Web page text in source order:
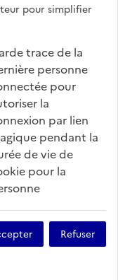
pour simplifier
trace de la
personne
pour
la
par lien
pendant la
de vie de
pour la